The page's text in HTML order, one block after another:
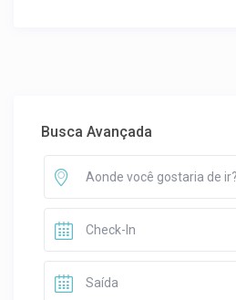
Busca Avançada